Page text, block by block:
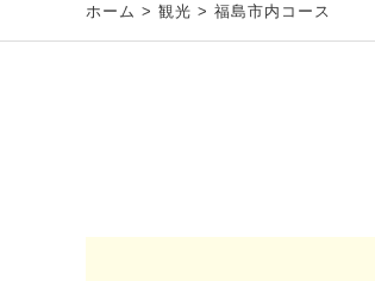
ホーム > 観光 > 福島市内コース